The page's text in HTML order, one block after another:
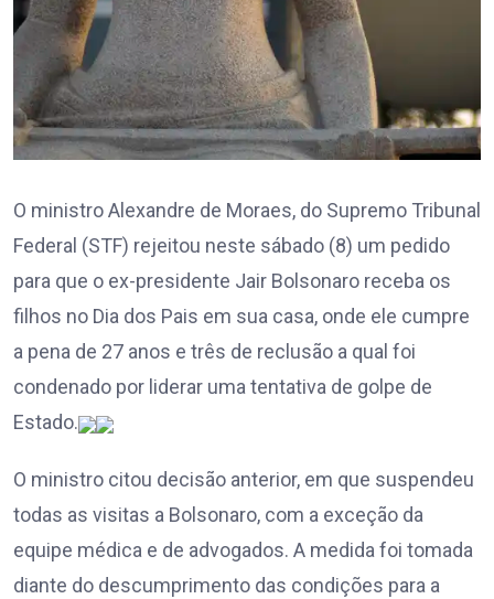
O ministro Alexandre de Moraes, do Supremo Tribunal
Federal (STF) rejeitou neste sábado (8) um pedido
para que o ex-presidente Jair Bolsonaro receba os
filhos no Dia dos Pais em sua casa, onde ele cumpre
a pena de 27 anos e três de reclusão a qual foi
condenado por liderar uma tentativa de golpe de
Estado.
O ministro citou decisão anterior, em que suspendeu
todas as visitas a Bolsonaro, com a exceção da
equipe médica e de advogados. A medida foi tomada
diante do descumprimento das condições para a